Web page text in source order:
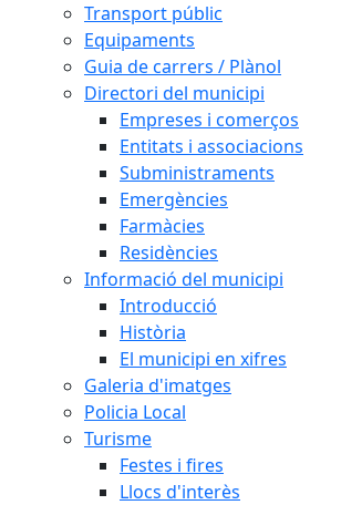
Transport públic
Equipaments
Guia de carrers / Plànol
Directori del municipi
Empreses i comerços
Entitats i associacions
Subministraments
Emergències
Farmàcies
Residències
Informació del municipi
Introducció
Història
El municipi en xifres
Galeria d'imatges
Policia Local
Turisme
Festes i fires
Llocs d'interès